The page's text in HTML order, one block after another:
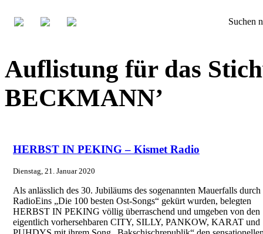
Suchen
Auflistung für das
BECKMANN’
HERBST IN PEKING – Kismet Radio
Dienstag, 21. Januar 2020
Als anlässlich des 30. Jubiläums des sogenannten Mauerfalls durch
RadioEins „Die 100 besten Ost-Songs“ gekürt wurden, belegten
HERBST IN PEKING völlig überraschend und umgeben von den
eigentlich vorhersehbaren CITY, SILLY, PANKOW, KARAT und